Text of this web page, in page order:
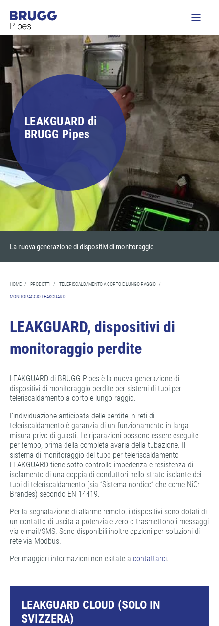
LEAKGUARD di
BRUGG Pipes
La nuova generazione di dispositivi di monitoraggio
HOME / PRODOTTI / TELERISCALDAMENTO A CORTO E LUNGO RAGGIO /
MONITORAGGIO LEAKGUARD
LEAKGUARD, dispositivi di
monitoraggio perdite
LEAKGUARD di BRUGG Pipes è la nuova generazione di
dispositivi di monitoraggio perdite per sistemi di tubi per
teleriscaldamento a corto e lungo raggio.
L’individuazione anticipata delle perdite in reti di
teleriscaldamento è garanzia di un funzionamento in larga
misura privo di guasti. Le riparazioni possono essere eseguite
per tempo, prima della completa avaria della tubazione. Il
sistema di monitoraggio del tubo per teleriscaldamento
LEAKGUARD tiene sotto controllo impedenza e resistenza di
isolamento di una coppia di conduttori nello strato isolante dei
tubi di teleriscaldamento (sia “Sistema nordico” che come NiCr
Brandes) secondo EN 14419.
Per la segnalazione di allarme remoto, i dispositivi sono dotati di
un contatto di uscita a potenziale zero o trasmettono i messaggi
via e-mail/SMS. Sono disponibili inoltre opzioni per soluzioni di
rete via Modbus.
Per maggiori informazioni non esitate a contattarci.
LEAKGUARD CLOUD (SOLO IN
SVIZZERA)